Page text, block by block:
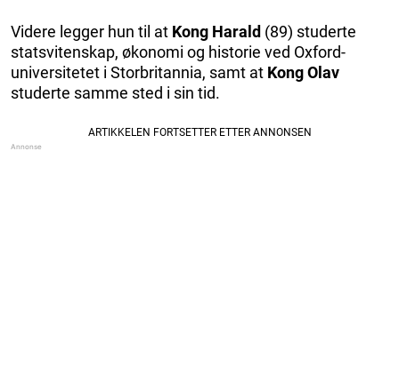
Videre legger hun til at Kong Harald (89) studerte
statsvitenskap, økonomi og historie ved Oxford-
universitetet i Storbritannia, samt at Kong Olav
studerte samme sted i sin tid.